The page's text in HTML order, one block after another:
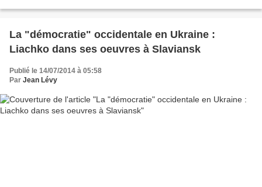
La "démocratie" occidentale en Ukraine :
Liachko dans ses oeuvres à Slaviansk
Publié le 14/07/2014 à 05:58
Par Jean Lévy